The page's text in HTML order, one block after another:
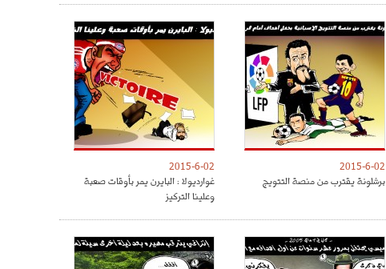
2015-6-02
برشلونة يقترب من منصة التتويج
2015-6-02
غوارديولا : البايرن يمر بأوقات صعبة
وعلينا التركيز